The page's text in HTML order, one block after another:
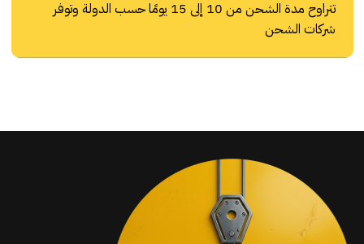
تتراوح مدة الشحن من 10 إلى 15 يومًا حسب الدولة وتوفر
شركات الشحن